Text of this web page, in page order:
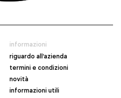
informazioni
riguardo all’azienda
termini e condizioni
novità
informazioni utili